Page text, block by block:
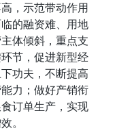
，示范带动作用
的融资难、用地
体倾斜，重点支
节，促进新型经
功夫，不断提高
力；做好产销衔
订单生产，实现
。